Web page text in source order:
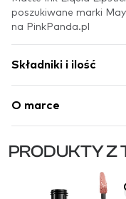
poszukiwane marki
na PinkPanda.pl
Składniki i ilość
O marce
PRODUKTY Z